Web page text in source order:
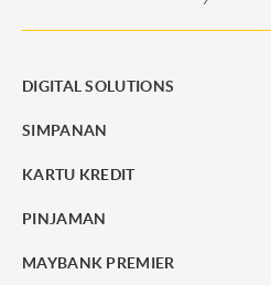
DIGITAL SOLUTIONS
SIMPANAN
KARTU KREDIT
PINJAMAN
MAYBANK PREMIER